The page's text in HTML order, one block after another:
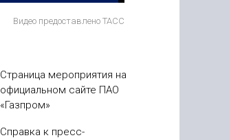
Видео предоставлено ТАСС
Страница мероприятия на
официальном сайте ПАО
«Газпром»
Справка к пресс-